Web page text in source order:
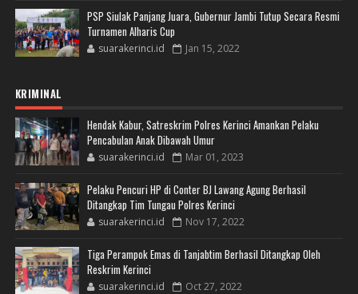
PSP Siulak Panjang Juara, Gubernur Jambi Tutup Secara Resmi
Turnamen Alharis Cup
suarakerinci.id Jan 15, 2022
KRIMINAL
Hendak Kabur, Satreskrim Polres Kerinci Amankan Pelaku
Pencabulan Anak Dibawah Umur
suarakerinci.id Mar 01, 2023
Pelaku Pencuri HP di Conter BJ Lawang Agung Berhasil
Ditangkap Tim Tungau Polres Kerinci
suarakerinci.id Nov 17, 2022
Tiga Perampok Emas di Tanjabtim Berhasil Ditangkap Oleh
Reskrim Kerinci
suarakerinci.id Oct 27, 2022